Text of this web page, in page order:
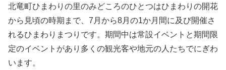
北竜町ひまわりの里のみどころのひとつはひまわりの開花
から見頃の時期まで、7月から8月の1か月間に及び開催さ
れるひまわりまつりです。期間中は常設イベントと期間限
定のイベントがあり多くの観光客や地元の人たちでにぎわ
います。